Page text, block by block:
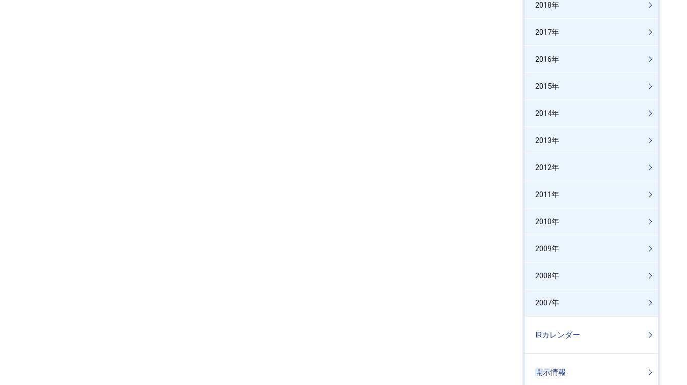
2018年
2017年
2016年
2015年
2014年
2013年
2012年
2011年
2010年
2009年
2008年
2007年
IRカレンダー
開示情報